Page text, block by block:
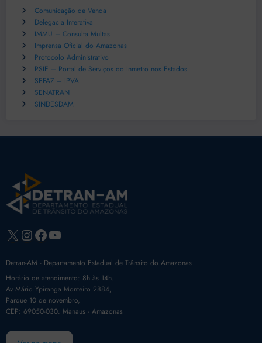
Comunicação de Venda
Delegacia Interativa
IMMU – Consulta Multas
Imprensa Oficial do Amazonas
Protocolo Administrativo
PSIE – Portal de Serviços do Inmetro nos Estados
SEFAZ – IPVA
SENATRAN
SINDESDAM
X Instagram
Facebook
Youtube
Detran-AM - Departamento Estadual de Trânsito do Amazonas
Horário de atendimento: 8h às 14h.
Av Mário Ypiranga Monteiro 2884,
Parque 10 de novembro,
CEP: 69050-030. Manaus - Amazonas